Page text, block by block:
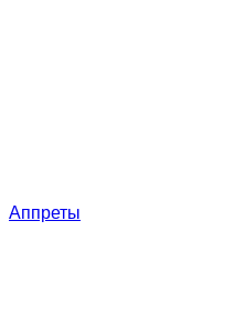
Аппреты